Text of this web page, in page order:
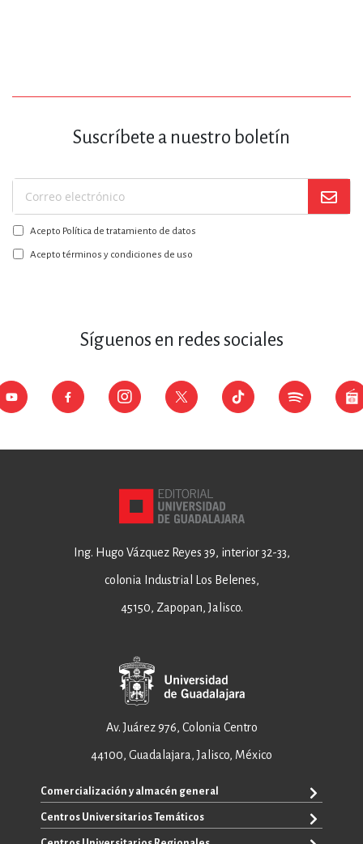
Suscríbete a nuestro boletín
Suscríbase
a
nuestro
boletín:
Acepto Política de tratamiento de datos
Acepto términos y condiciones de uso
Síguenos en redes sociales
Ing. Hugo Vázquez Reyes 39, interior 32-33,
colonia Industrial Los Belenes,
45150, Zapopan, Jalisco.
Av. Juárez 976, Colonia Centro
44100, Guadalajara, Jalisco, México
Comercialización y almacén general
+52 33 3640 6326
+52 33 3640 4595
Centros Universitarios Temáticos